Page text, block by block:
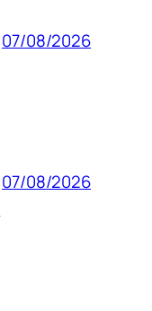
07/08/2026
07/08/2026